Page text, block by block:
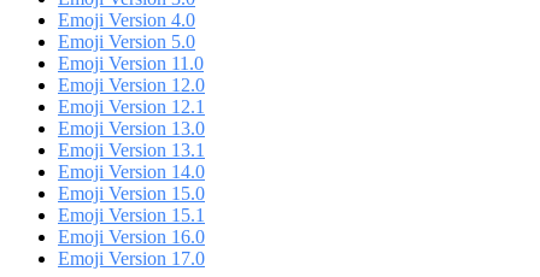
Emoji Version 4.0
Emoji Version 5.0
Emoji Version 11.0
Emoji Version 12.0
Emoji Version 12.1
Emoji Version 13.0
Emoji Version 13.1
Emoji Version 14.0
Emoji Version 15.0
Emoji Version 15.1
Emoji Version 16.0
Emoji Version 17.0